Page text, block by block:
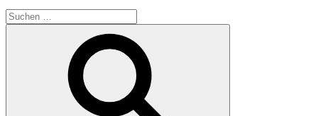
Suche
nach: